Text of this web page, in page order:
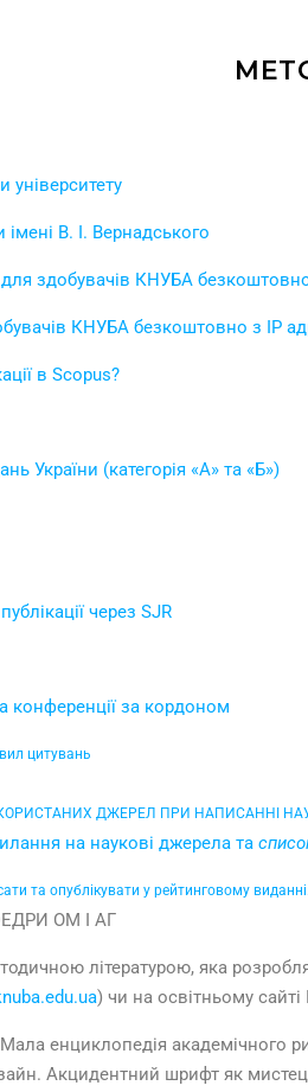
університету
імені В. І. Вернадського
здобувачів КНУБА безкоштовно
КНУБА безкоштовно з IP
в Sсopus?
України (категорія «А» та «Б»)
через SJR
конференції за кордоном
цитувань
ДЖЕРЕЛ ПРИ НАПИСАННІ
на наукові джерела та
та опублікувати у рейтинговому
ОМ І АГ
літературою, яка
) чи на освітньому
енциклопедія академічного
Акцидентний шрифт як